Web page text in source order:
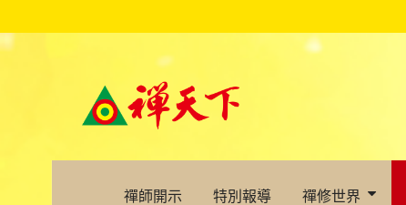
禪師開示 特別報導 禪修世界